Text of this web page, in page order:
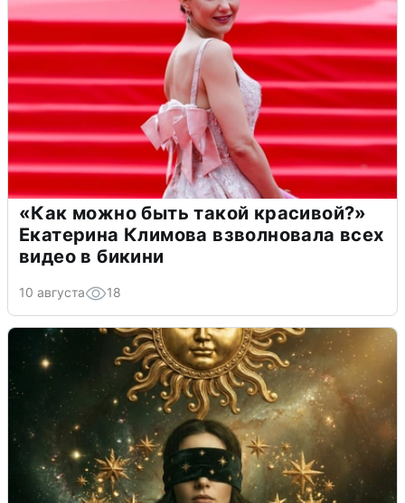
«Как можно быть такой красивой?»
Екатерина Климова взволновала всех
видео в бикини
10 августа 18